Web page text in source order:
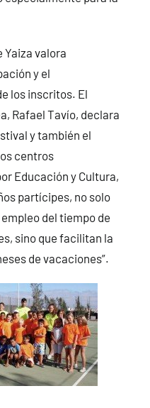
Yaiza valora
y el
los inscritos. El
Rafael Tavío, declara
y también el
centros
Educación y Cultura,
partícipes, no solo
del tiempo de
sino que facilitan la
de vacaciones”.